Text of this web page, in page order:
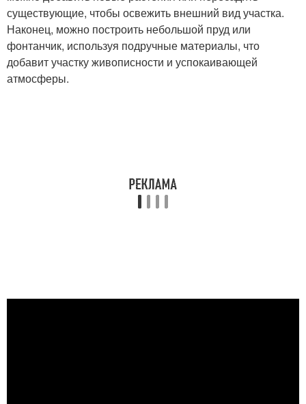
существующие, чтобы освежить внешний вид участка.
Наконец, можно построить небольшой пруд или
фонтанчик, используя подручные материалы, что
добавит участку живописности и успокаивающей
атмосферы.